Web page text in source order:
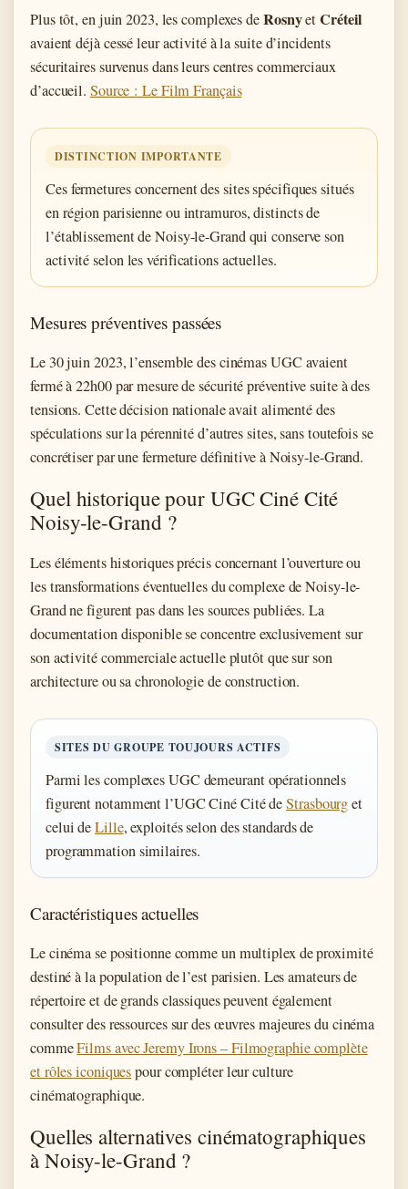
Plus tôt, en juin 2023, les complexes deRosnyetCréteil
avaient déjà cessé leur activité à la suite d’incidents
sécuritaires survenus dans leurs centres commerciaux
d’accueil. Source : Le Film Français
DISTINCTION IMPORTANTE
Ces fermetures concernent des sites spécifiques situés
en région parisienne ou intramuros, distincts de
l’établissement de Noisy-le-Grand qui conserve son
activité selon les vérifications actuelles.
Mesures préventives passées
Le 30 juin 2023, l’ensemble des cinémas UGC avaient
fermé à 22h00 par mesure de sécurité préventive suite à des
tensions. Cette décision nationale avait alimenté des
spéculations sur la pérennité d’autres sites, sans toutefois se
concrétiser par une fermeture définitive à Noisy-le-Grand.
Quel historique pour UGC Ciné Cité
Noisy-le-Grand ?
Les éléments historiques précis concernant l’ouverture ou
les transformations éventuelles du complexe de Noisy-le-
Grand ne figurent pas dans les sources publiées. La
documentation disponible se concentre exclusivement sur
son activité commerciale actuelle plutôt que sur son
architecture ou sa chronologie de construction.
SITES DU GROUPE TOUJOURS ACTIFS
Parmi les complexes UGC demeurant opérationnels
figurent notamment l’UGC Ciné Cité deStrasbourget
celui deLille, exploités selon des standards de
programmation similaires.
Caractéristiques actuelles
Le cinéma se positionne comme un multiplex de proximité
destiné à la population de l’est parisien. Les amateurs de
répertoire et de grands classiques peuvent également
consulter des ressources sur des œuvres majeures du cinéma
commeFilms avec Jeremy Irons – Filmographie complète
et rôles iconiquespour compléter leur culture
cinématographique.
Quelles alternatives cinématographiques
à Noisy-le-Grand ?